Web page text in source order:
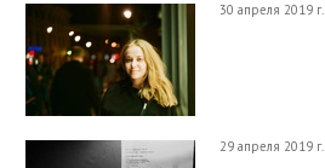
30 апреля 2019 г.
29 апреля 2019 г.